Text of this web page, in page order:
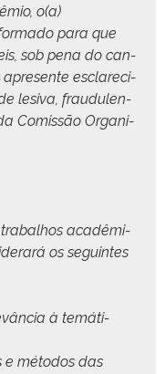
o(a)
para que
sob pena do can­
apre­sente esclarec­i­
lesi­va, fraud­u­len­
Comis­são Orga­ni­
tra­bal­hos acadêmi­
os seguintes
à temáti­
e méto­dos das